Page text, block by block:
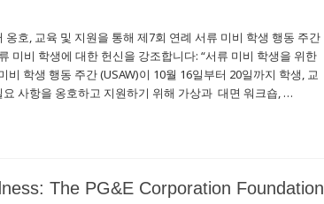
호, 교육 및 지원을 통해 제7회 연례 서류 미비 학생 행동 주간
미비 학생에 대한 헌신을 강조합니다: “서류 미비 학생을 위한
학생 행동 주간 (USAW)이 10월 16일부터 20일까지 학생, 교
사항을 옹호하고 지원하기 위해 가상과 대면 워크숍, …
The PG&E Corporation Foundation